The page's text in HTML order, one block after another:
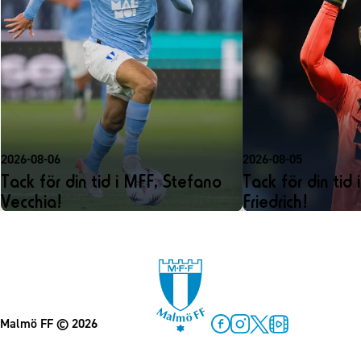
2026-08-06
Tack för din tid i MFF, Stefano
Vecchia!
2026-08-05
Tack för din tid
Friedrich!
Malmö FF© 2026